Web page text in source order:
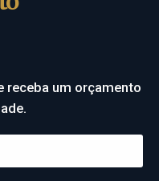
receba um orçamento